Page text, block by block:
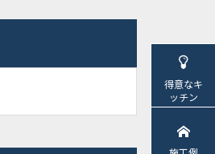
得意なキ
ッチン